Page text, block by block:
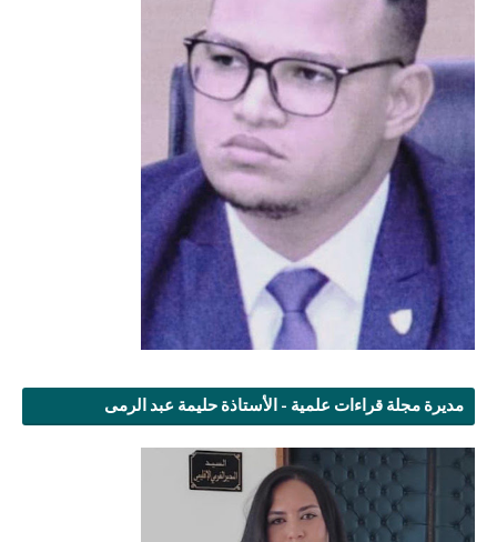
مديرة مجلة قراءات علمية - الأستاذة حليمة عبد الرمى